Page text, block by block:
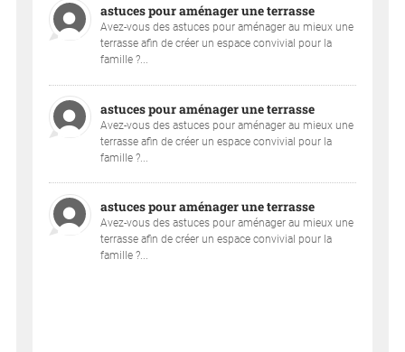
astuces pour aménager une terrasse
Avez-vous des astuces pour aménager au mieux une
terrasse afin de créer un espace convivial pour la
famille ?...
astuces pour aménager une terrasse
Avez-vous des astuces pour aménager au mieux une
terrasse afin de créer un espace convivial pour la
famille ?...
astuces pour aménager une terrasse
Avez-vous des astuces pour aménager au mieux une
terrasse afin de créer un espace convivial pour la
famille ?...